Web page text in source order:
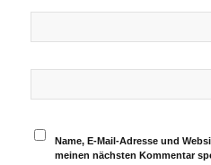
Name, E-Mail-Adresse und
meinen nächsten Kommentar